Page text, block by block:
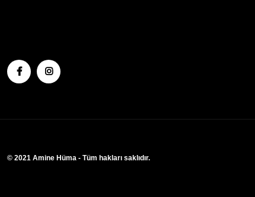
© 2021 Amine Hüma - Tüm hakları saklıdır.